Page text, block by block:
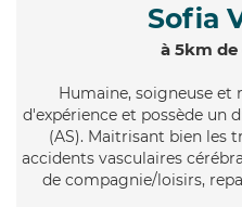
Sofia
à 5km de
Humaine, soigneuse et
d'expérience et possède un
(AS). Maitrisant bien les
accidents vasculaires
de compagnie/loisirs,